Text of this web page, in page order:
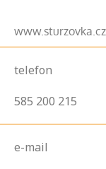
www.sturzovka.cz
telefon
585 200 215
e-mail